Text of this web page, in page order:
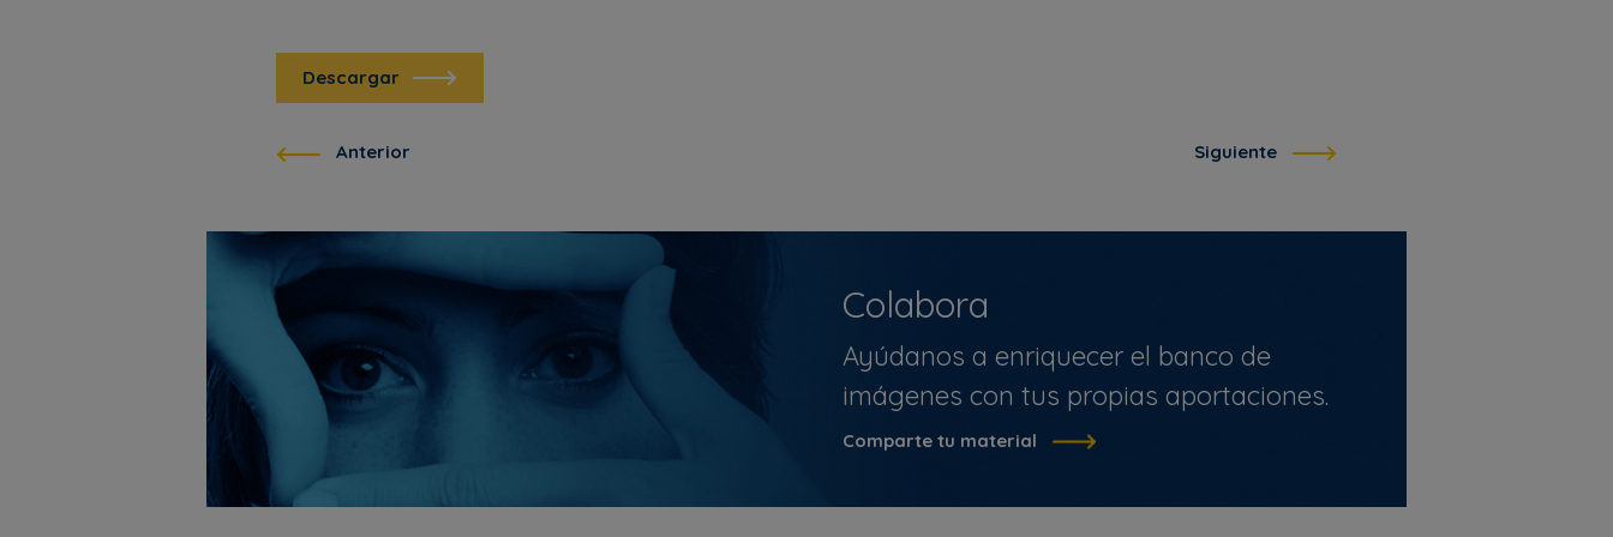
Descargar
Anterior Siguiente
Colabora
Ayúdanos a enriquecer el banco de
imágenes con tus propias aportaciones.
Comparte tu material